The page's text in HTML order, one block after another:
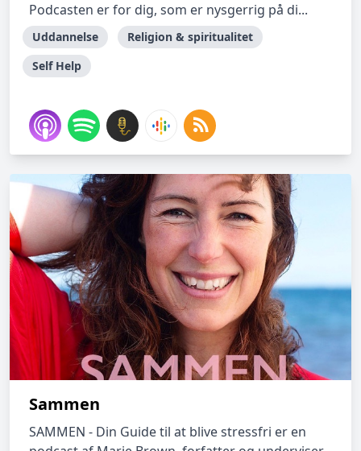
Podcasten er for dig, som er nysgerrig på di...
Uddannelse
Religion & spiritualitet
Self Help
Sammen
SAMMEN - Din Guide til at blive stressfri er en